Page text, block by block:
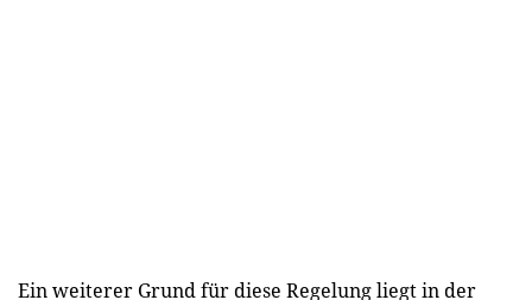
Ein weiterer Grund für diese Regelung liegt in der